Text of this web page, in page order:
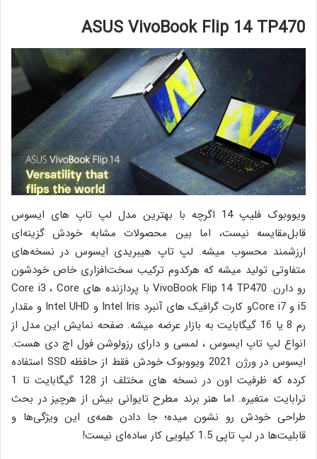
ASUS VivoBook Flip 14 TP470
ویووبوک فلیپ 14 اگرچه با بهترین مدل لپ تاپ های ایسوس
قابل‌مقایسه نیست، اما بین محصولات مشابه خودش گزینه‌ای
ارزشمند محسوب میشه. لپ تاپ هیبریدی ایسوس در نسخه‌های
متفاوتی تولید میشه که هرکدوم ترکیب سخت‌افزاری خاص خودشون
رو دارن. VivoBook Flip 14 TP470 با پردازنده های Core i3 ، Core
i5 و Core i7و کارت گرافیک های آنبرد Intel Iris و Intel UHD و مقدار
رم 8 یا 16 گیگابایت به بازار عرضه میشه. صفحه نمایش این مدل از
انواع لپ تاپ ایسوس ، لمسی و دارای رزولوشن فول اچ دی هست.
ایسوس در ورژن 2021 ویووبوک خودش فقط از حافظه SSD استفاده
کرده که ظرفیت اون در نسخه های مختلف از 128 گیگابایت تا 1
ترابایت متغیره. اما هنر برند مطرح تایوانی بیش از هرچیز در بحث
طراحی خودش رو نشون میده؛ جا دادن همه‌ی این ویژگی‌ها و
قابلیت‌ها در لپ تاپی 1.5 کیلویی کار ساده‌ای نیست!